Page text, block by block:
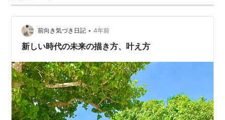
前向き気づき日記 • 4年前
新しい時代の未来の描き方、叶え方